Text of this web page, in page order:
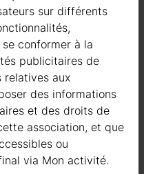
e-mail
et j'accepte de
sur différents
conformer à la
publicitaires de
relatives aux
des informations
et des droits de
association, et que
ou
via Mon activité.